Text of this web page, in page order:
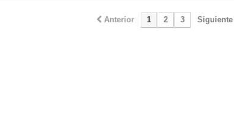
Anterior 1 2 3 Siguiente